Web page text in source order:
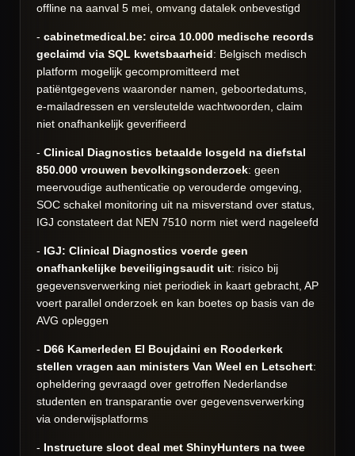
offline na aanval 5 mei, omvang datalek onbevestigd
- cabinetmedical.be: circa 10.000 medische records
geclaimd via SQL kwetsbaarheid: Belgisch medisch
platform mogelijk gecompromitteerd met
patiëntgegevens waaronder namen, geboortedatums,
e-mailadressen en versleutelde wachtwoorden, claim
niet onafhankelijk geverifieerd
- Clinical Diagnostics betaalde losgeld na diefstal
850.000 vrouwen bevolkingsonderzoek: geen
meervoudige authenticatie op verouderde omgeving,
SOC schakel monitoring uit na misverstand over status,
IGJ constateert dat NEN 7510 norm niet werd nageleefd
- IGJ: Clinical Diagnostics voerde geen
onafhankelijke beveiligingsaudit uit: risico bij
gegevensverwerking niet periodiek in kaart gebracht, AP
voert parallel onderzoek en kan boetes op basis van de
AVG opleggen
- D66 Kamerleden El Boujdaini en Rooderkerk
stellen vragen aan ministers Van Weel en Letschert:
opheldering gevraagd over getroffen Nederlandse
studenten en transparantie over gegevensverwerking
via onderwijsplatforms
- Instructure sloot deal met ShinyHunters na twee